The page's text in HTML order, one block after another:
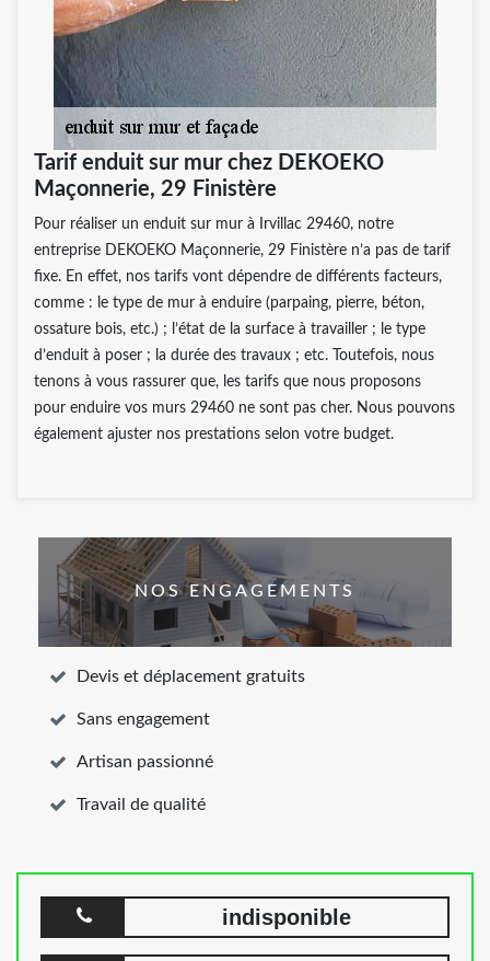
Tarif enduit sur mur chez DEKOEKO
Maçonnerie, 29 Finistère
Pour réaliser un enduit sur mur à Irvillac 29460, notre
entreprise DEKOEKO Maçonnerie, 29 Finistère n’a pas de tarif
fixe. En effet, nos tarifs vont dépendre de différents facteurs,
comme : le type de mur à enduire (parpaing, pierre, béton,
ossature bois, etc.) ; l’état de la surface à travailler ; le type
d’enduit à poser ; la durée des travaux ; etc. Toutefois, nous
tenons à vous rassurer que, les tarifs que nous proposons
pour enduire vos murs 29460 ne sont pas cher. Nous pouvons
également ajuster nos prestations selon votre budget.
NOS ENGAGEMENTS
Devis et déplacement gratuits
Sans engagement
Artisan passionné
Travail de qualité
indisponible